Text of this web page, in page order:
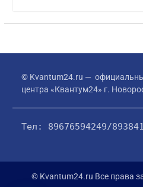
© Kvantum24.ru —
центра «Квантум24» г.
Тел: 89676594249/
© Kvantum24.ru Все права